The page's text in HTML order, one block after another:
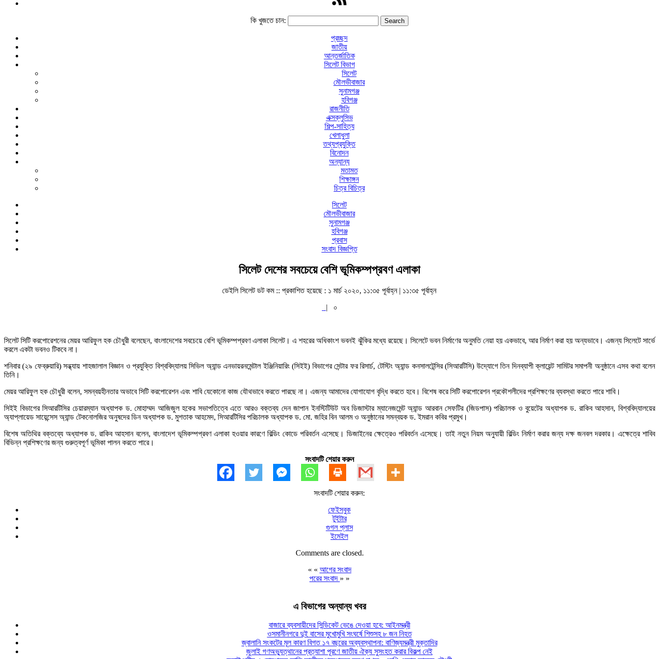
কি খুজতে চান:
প্রচ্ছদ
জাতীয়
আন্তর্জাতিক
সিলেট বিভাগ
সিলেট
মৌলভীবাজার
সুনামগঞ্জ
হবিগঞ্জ
রাজনীতি
এক্সক্লুসিভ
শিল্প-সাহিত্য
খেলাধুলা
তথ্যপ্রযুক্তি
বিনোদন
অন্যান্য
মতামত
শিক্ষাঙ্গন
চিত্র বিচিত্র
সিলেট
মৌলভীবাজার
সুনামগঞ্জ
হবিগঞ্জ
প্রবাস
সংবাদ বিজ্ঞপ্তি
সিলেট দেশের সবচেয়ে বেশি ভূমিকম্পপ্রবণ এলাকা
ডেইলি সিলেট ডট কম ::প্রকাশিত হয়েছে : ১ মার্চ ২০২০, ১১:৩৫ পূর্বাহ্ন | ১১:৩৫ পূর্বাহ্ন
|
০
সিলেট সিটি করপোরেশনের মেয়র আরিফুল হক চৌধুরী বলেছেন, বাংলাদেশের সবচেয়ে বেশি ভূমিকম্পপ্রবণ এলাকা সিলেট। এ শহরের অধিকাংশ ভবনই ঝুঁকির মধ্যে রয়েছে। সিলেটে ভবন নির্মাণের অনুমতি নেয়া হয় একভাবে, আর নির্মাণ করা হয় অন্যভাবে। এজন্য সিলেটে সার্ভে
করলে একটা ভবনও টিকবে না।
শনিবার (২৯ ফেব্রুয়ারি) সন্ধ্যায় শাহজালাল বিজ্ঞান ও প্রযুক্তি বিশ্ববিদ্যালয় সিভিল অ্যান্ড এনভায়রনমেন্টাল ইঞ্জিনিয়ারিং (সিইই) বিভাগের সেন্টার ফর রিসার্চ, টেস্টিং অ্যান্ড কনসালটেন্সির (সিআরটিসি) উদ্যোগে তিন দিনব্যাপী ক্লায়েন্ট সামিটর সমাপনী অনুষ্ঠানে এসব কথা বলেন
তিনি।
মেয়র আরিফুল হক চৌধুরী বলেন, সমন্বয়হীনতার অভাবে সিটি করপোরেশন এবং শাবি যেকোনো কাজ যৌথভাবে করতে পারছে না। এজন্য আমাদের যোগাযোগ বৃদ্ধি করতে হবে। বিশেষ করে সিটি করপোরেশন প্রকৌশলীদের প্রশিক্ষণের ব্যবস্থা করতে পারে শাবি।
সিইই বিভাগের সিআরটিসির চেয়ারম্যান অধ্যাপক ড. মোহাম্মদ আজিজুল হকের সভাপতিত্বে এতে আরও বক্তব্য দেন জাপান ইনস্টিটিউট অব ডিজাস্টার ম্যানেজমেন্ট অ্যান্ড আরবান সেফটির (জিডপাস) পরিচালক ও বুয়েটের অধ্যাপক ড. রাকিব আহসান, বিশ্ববিদ্যালয়ের
অ্যাপ্লায়েড সায়েন্সেস অ্যান্ড টেকনোলজির অনুষদের ডিন অধ্যাপক ড. মুশতাক আহমেদ, সিআরটিসির পরিচালক অধ্যাপক ড. মো. জহির বিন আলম ও অনুষ্ঠানের সমন্বয়ক ড. ইমরান কবির প্রমুখ।
বিশেষ অতিথির বক্তব্যে অধ্যাপক ড. রাকিব আহসান বলেন, বাংলাদেশ ভূমিকম্পপ্রবণ এলাকা হওয়ার কারণে বিল্ডিং কোডে পরিবর্তন এসেছে। ডিজাইনের ক্ষেত্রেও পরিবর্তন এসেছে। তাই নতুন নিয়ম অনুযায়ী বিল্ডিং নির্মাণ করার জন্য দক্ষ জনবল দরকার। এক্ষেত্রে শাবিব
বিভিন্ন প্রশিক্ষণের জন্য গুরুত্বপূর্ণ ভূমিকা পালন করতে পারে।
সংবাদটি শেয়ার করুন
সংবাদটি শেয়ার করুন:
ফেইসবুক
টুইটার
গুগল প্লাস
ইমেইল
Comments are closed.
« « আগের সংবাদ
পরের সংবাদ » »
এ বিভাগের অন্যান্য খবর
বাজারে ব্যবসায়ীদের সিন্ডিকেট ভেঙে দেওয়া হবে: আইনমন্ত্রী
ওসমানীনগরে দুই বাসের মুখোমুখি সংঘর্ষে শিশুসহ ৮ জন নিহত
জ্বালানি সংকটের মূল কারণ বিগত ১৭ বছরের অব্যবস্থাপনা: বাণিজ্যমন্ত্রী মুক্তাদির
জুলাই গণঅভ্যুত্থানের প্রত্যাশা পূরণে জাতীয় ঐক্য সুসংহত করার বিকল্প নেই